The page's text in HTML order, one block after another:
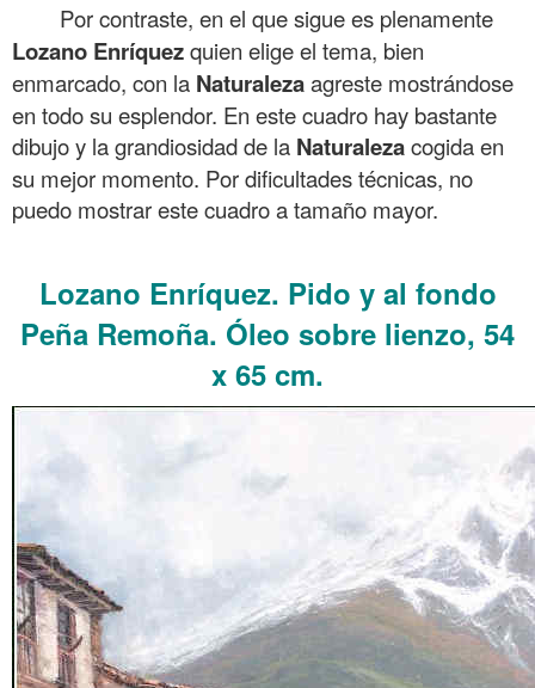
Por contraste, en el que sigue es plenamente
Lozano Enríquezquien elige el tema, bien
enmarcado, con la Naturalezaagreste mostrándose
en todo su esplendor. En este cuadro hay bastante
dibujo y la grandiosidad de la Naturalezacogida en
su mejor momento. Por dificultades técnicas, no
puedo mostrar este cuadro a tamaño mayor.
Lozano Enríquez. Pido y al fondo
Peña Remoña. Óleo sobre lienzo, 54
x 65 cm.